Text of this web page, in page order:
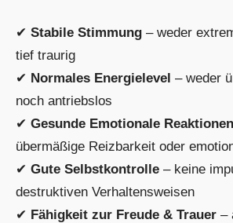
✔ Stabile Stimmung – weder
tief traurig
✔ Normales Energielevel – weder
noch antriebslos
✔ Gesunde Emotionale Reaktionen
übermäßige Reizbarkeit oder
✔ Gute Selbstkontrolle – keine
destruktiven Verhaltensweisen
✔ Fähigkeit zur Freude & Trauer –